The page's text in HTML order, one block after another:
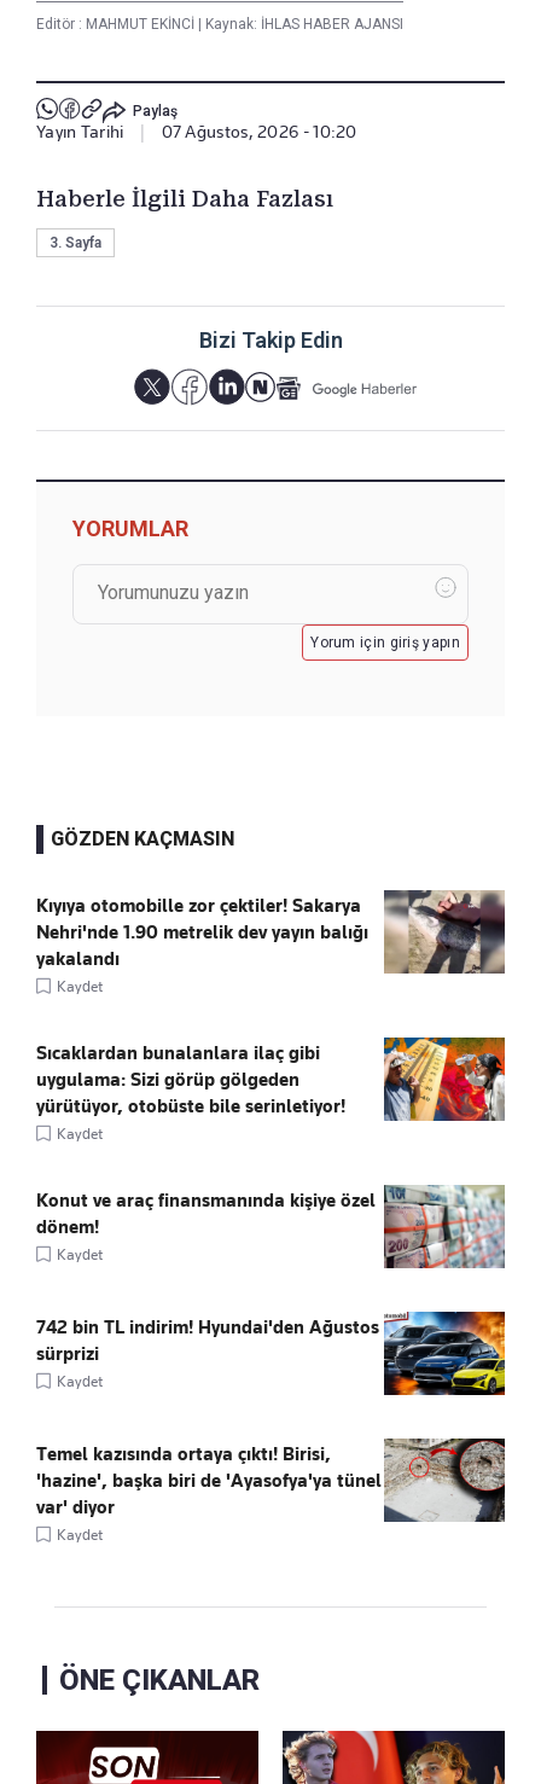
Editör : MAHMUT EKİNCİ Kaynak: İHLAS HABER AJANSI
Paylaş
Yayın Tarihi 07 Ağustos, 2026 - 10:20
Haberle İlgili Daha Fazlası
3. Sayfa
Bizi Takip Edin
YORUMLAR
Yorum için giriş yapın
GÖZDEN KAÇMASIN
Kıyıya otomobille zor çektiler! Sakarya
Nehri'nde 1.90 metrelik dev yayın balığı
yakalandı
Kaydet
Sıcaklardan bunalanlara ilaç gibi
uygulama: Sizi görüp gölgeden
yürütüyor, otobüste bile serinletiyor!
Kaydet
Konut ve araç finansmanında kişiye özel
dönem!
Kaydet
742 bin TL indirim! Hyundai'den Ağustos
sürprizi
Kaydet
Temel kazısında ortaya çıktı! Birisi,
'hazine', başka biri de 'Ayasofya'ya tünel
var' diyor
Kaydet
ÖNE ÇIKANLAR